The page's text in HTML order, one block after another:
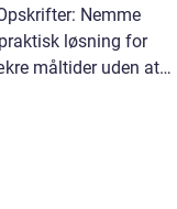
Nemme
løsning for
måltider uden at